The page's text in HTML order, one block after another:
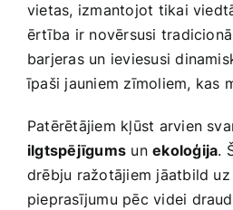
vietas, izmantojot tikai
ērtība ir novērsusi
barjeras un ieviesusi
īpaši jauniem zīmoliem, kas
Patērētājiem kļūst arvien
ilgtspējīgums un​ekoloģija.
drēbju ražotājiem jāatbild
pieprasījumu‌ pēc videi